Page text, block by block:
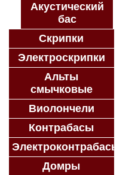
Акустический
бас
Скрипки
Электроскрипки
Альты
смычковые
Виолончели
Контрабасы
Электроконтрабасы
Домры